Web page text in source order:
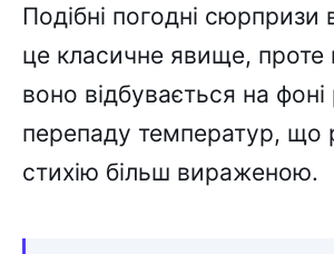
Подібні погодні сюрпризи
це класичне явище, проте
воно відбувається на фоні
перепаду температур, що
стихію більш вираженою.